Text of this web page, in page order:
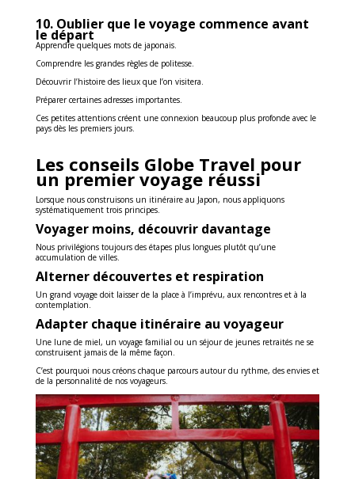
10. Oublier que le voyage commence avant
le départ
Apprendre quelques mots de japonais.
Comprendre les grandes règles de politesse.
Découvrir l’histoire des lieux que l’on visitera.
Préparer certaines adresses importantes.
Ces petites attentions créent une connexion beaucoup plus profonde avec le
pays dès les premiers jours.
Les conseils Globe Travel pour
un premier voyage réussi
Lorsque nous construisons un itinéraire au Japon, nous appliquons
systématiquement trois principes.
Voyager moins, découvrir davantage
Nous privilégions toujours des étapes plus longues plutôt qu’une
accumulation de villes.
Alterner découvertes et respiration
Un grand voyage doit laisser de la place à l’imprévu, aux rencontres et à la
contemplation.
Adapter chaque itinéraire au voyageur
Une lune de miel, un voyage familial ou un séjour de jeunes retraités ne se
construisent jamais de la même façon.
C’est pourquoi nous créons chaque parcours autour du rythme, des envies et
de la personnalité de nos voyageurs.
0 Shares